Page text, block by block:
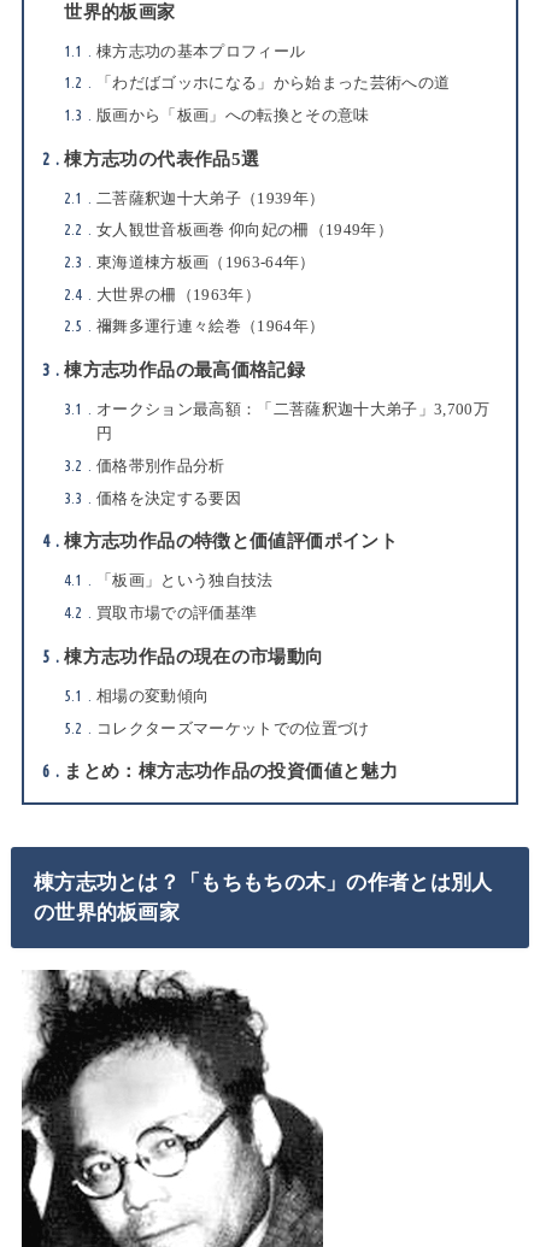
世界的板画家
1.1
棟方志功の基本プロフィール
1.2
「わだばゴッホになる」から始まった芸術への道
1.3
版画から「板画」への転換とその意味
2 棟方志功の代表作品5選
2.1
二菩薩釈迦十大弟子（1939年）
2.2
女人観世音板画巻 仰向妃の柵（1949年）
2.3
東海道棟方板画（1963-64年）
2.4
大世界の柵（1963年）
2.5
禰舞多運行連々絵巻（1964年）
3 棟方志功作品の最高価格記録
3.1
オークション最高額：「二菩薩釈迦十大弟子」3,700万
円
3.2
価格帯別作品分析
3.3
価格を決定する要因
4 棟方志功作品の特徴と価値評価ポイント
4.1
「板画」という独自技法
4.2
買取市場での評価基準
5 棟方志功作品の現在の市場動向
5.1
相場の変動傾向
5.2
コレクターズマーケットでの位置づけ
6 まとめ：棟方志功作品の投資価値と魅力
棟方志功とは？「もちもちの木」の作者とは別人
の世界的板画家